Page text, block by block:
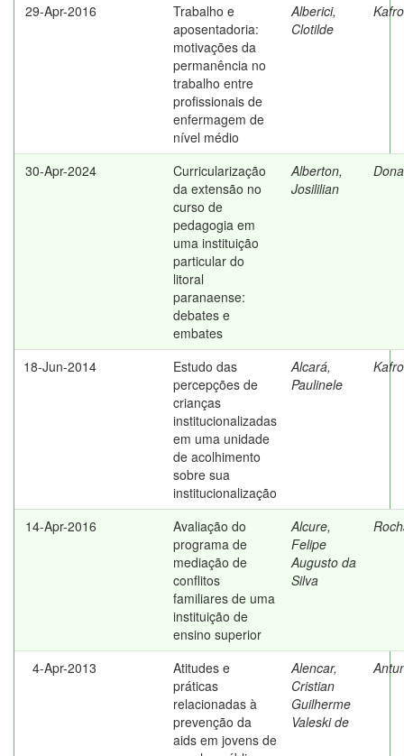
29-Apr-2016
Trabalho e
aposentadoria:
motivações da
permanência no
trabalho entre
profissionais de
enfermagem de
nível médio
Alberici,
Clotilde
30-Apr-2024
Curricularização
da extensão no
curso de
pedagogia em
uma instituição
particular do
litoral
paranaense:
debates e
embates
Alberton,
Josililian
18-Jun-2014
Estudo das
percepções de
crianças
institucionalizadas
em uma unidade
de acolhimento
sobre sua
institucionalização
Alcará,
Paulinele
14-Apr-2016
Avaliação do
programa de
mediação de
conflitos
familiares de uma
instituição de
ensino superior
Alcure,
Felipe
Augusto da
Silva
4-Apr-2013
Atitudes e
práticas
relacionadas à
prevenção da
aids em jovens de
Alencar,
Cristian
Guilherme
Valeski de